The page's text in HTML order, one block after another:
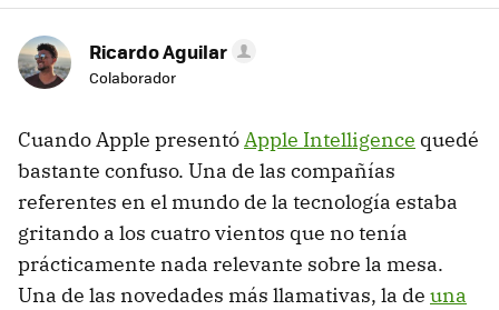
Ricardo Aguilar
Colaborador
Cuando Apple presentóApple Intelligence quedé
bastante confuso. Una de las compañías
referentes en el mundo de la tecnología estaba
gritando a los cuatro vientos que no tenía
prácticamente nada relevante sobre la mesa.
Una de las novedades más llamativas, la de una